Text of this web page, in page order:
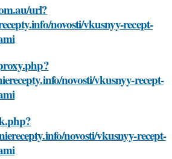
url?
novosti/vkusnyy-recept-
novosti/vkusnyy-recept-
novosti/vkusnyy-recept-